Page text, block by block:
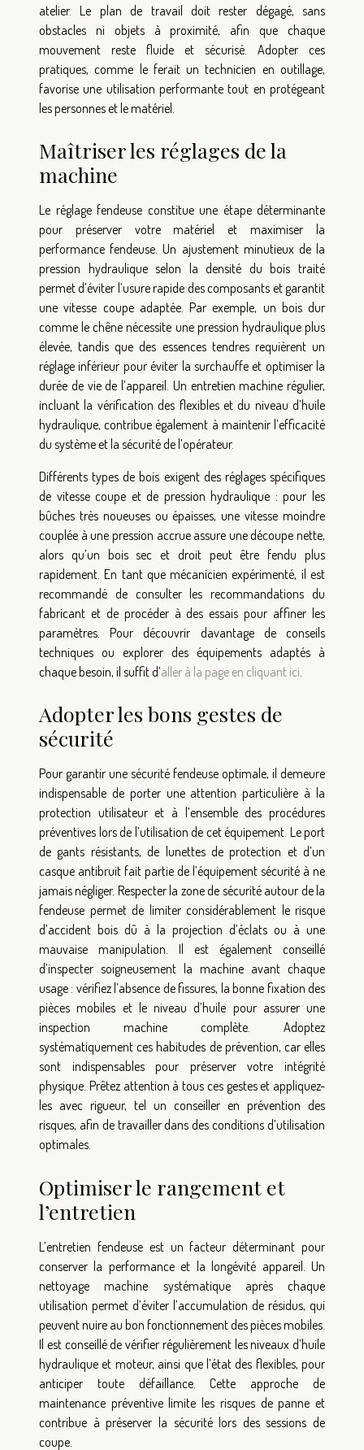
atelier. Le plan de travail doit rester dégagé, sans
obstacles ni objets à proximité, afin que chaque
mouvement reste fluide et sécurisé. Adopter ces
pratiques, comme le ferait un technicien en outillage,
favorise une utilisation performante tout en protégeant
les personnes et le matériel.
Maîtriser les réglages de la
machine
Le réglage fendeuse constitue une étape déterminante
pour préserver votre matériel et maximiser la
performance fendeuse. Un ajustement minutieux de la
pression hydraulique selon la densité du bois traité
permet d’éviter l’usure rapide des composants et garantit
une vitesse coupe adaptée. Par exemple, un bois dur
comme le chêne nécessite une pression hydraulique plus
élevée, tandis que des essences tendres requièrent un
réglage inférieur pour éviter la surchauffe et optimiser la
durée de vie de l’appareil. Un entretien machine régulier,
incluant la vérification des flexibles et du niveau d’huile
hydraulique, contribue également à maintenir l’efficacité
du système et la sécurité de l’opérateur.
Différents types de bois exigent des réglages spécifiques
de vitesse coupe et de pression hydraulique : pour les
bûches très noueuses ou épaisses, une vitesse moindre
couplée à une pression accrue assure une découpe nette,
alors qu’un bois sec et droit peut être fendu plus
rapidement. En tant que mécanicien expérimenté, il est
recommandé de consulter les recommandations du
fabricant et de procéder à des essais pour affiner les
paramètres. Pour découvrir davantage de conseils
techniques ou explorer des équipements adaptés à
chaque besoin, il suffit d’aller à la page en cliquant ici.
Adopter les bons gestes de
sécurité
Pour garantir une sécurité fendeuse optimale, il demeure
indispensable de porter une attention particulière à la
protection utilisateur et à l’ensemble des procédures
préventives lors de l’utilisation de cet équipement. Le port
de gants résistants, de lunettes de protection et d’un
casque antibruit fait partie de l’équipement sécurité à ne
jamais négliger. Respecter la zone de sécurité autour de la
fendeuse permet de limiter considérablement le risque
d’accident bois dû à la projection d’éclats ou à une
mauvaise manipulation. Il est également conseillé
d’inspecter soigneusement la machine avant chaque
usage : vérifiez l’absence de fissures, la bonne fixation des
pièces mobiles et le niveau d’huile pour assurer une
inspection machine complète. Adoptez
systématiquement ces habitudes de prévention, car elles
sont indispensables pour préserver votre intégrité
physique. Prêtez attention à tous ces gestes et appliquez-
les avec rigueur, tel un conseiller en prévention des
risques, afin de travailler dans des conditions d’utilisation
optimales.
Optimiser le rangement et
l’entretien
L’entretien fendeuse est un facteur déterminant pour
conserver la performance et la longévité appareil. Un
nettoyage machine systématique après chaque
utilisation permet d’éviter l’accumulation de résidus, qui
peuvent nuire au bon fonctionnement des pièces mobiles.
Il est conseillé de vérifier régulièrement les niveaux d’huile
hydraulique et moteur, ainsi que l’état des flexibles, pour
anticiper toute défaillance. Cette approche de
maintenance préventive limite les risques de panne et
contribue à préserver la sécurité lors des sessions de
coupe.